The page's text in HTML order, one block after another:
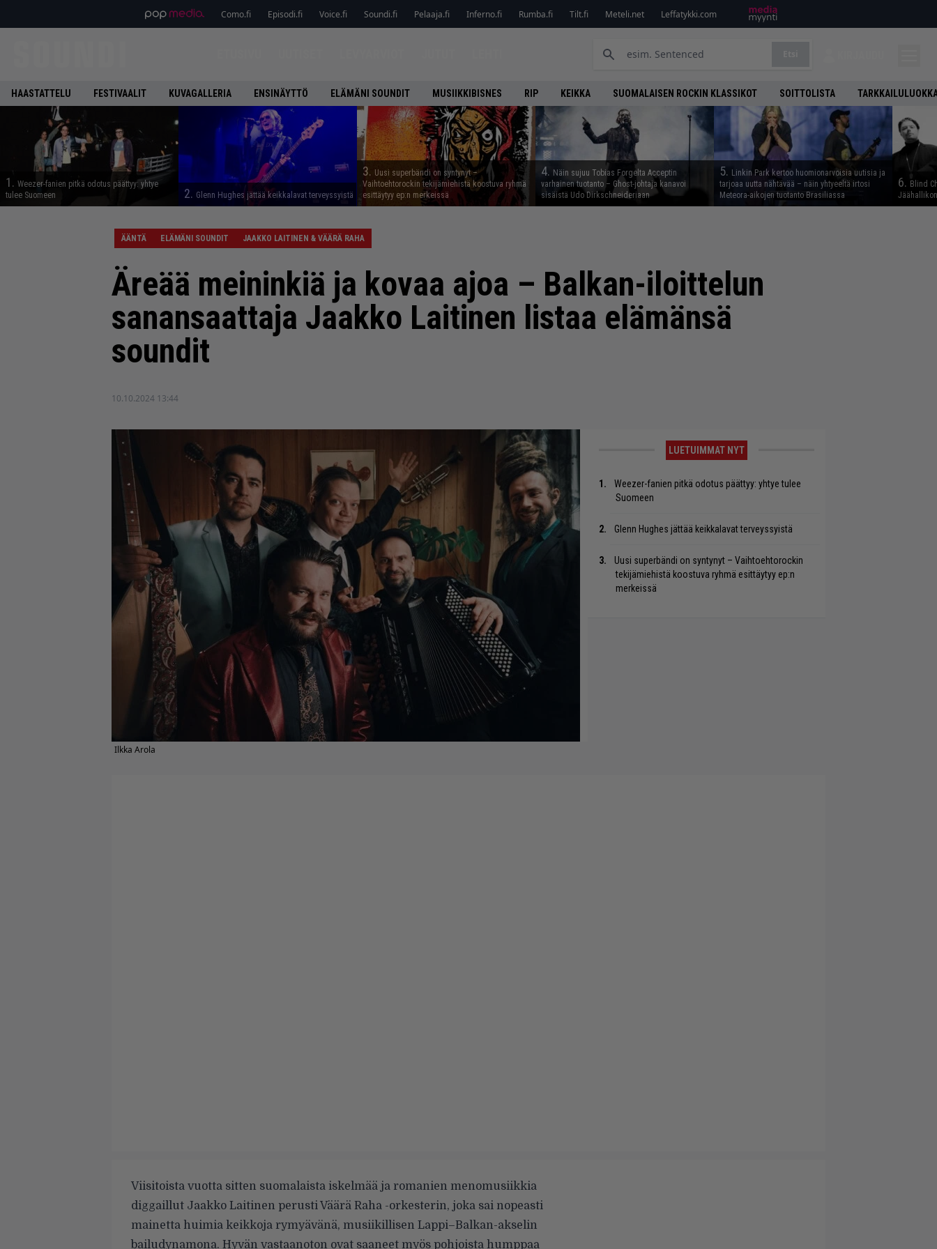
Como.fi Episodi.fi Voice.fi Soundi.fi Pelaaja.fi Inferno.fi Rumba.fi Tilt.fi Meteli.net Leffatykki.com
HAASTATTELU FESTIVAALIT KUVAGALLERIA ENSINÄYTTÖ ELÄMÄNI SOUNDIT MUSIIKKIBISNES RIP KEIKKA SUOMALAISEN ROCKIN KLASSIKOT SOITTOLISTA
1. Weezer-fanien pitkä odotus päättyy: yhtye
tulee Suomeen
2. Glenn Hughes jättää keikkalavat terveyssyistä
3. Uusi superbändi on syntynyt –
Vaihtoehtorockin tekijämiehistä koostuva ryhmä
esittäytyy ep:n merkeissä
4. Näin sujuu Tobias Forgelta Acceptin
varhainen tuotanto – Ghost-johtaja kanavoi
sisäistä Udo Dirkschneideriaan
5. Linkin Park kertoo huomionarvoisia uutisia ja
tarjoaa uutta nähtävää – näin yhtyeeltä irtosi
Meteora-aikojen tuotanto Brasiliassa
6. Blind
ÄÄNTÄ ELÄMÄNI SOUNDIT JAAKKO LAITINEN & VÄÄRÄ RAHA
Äreää meininkiä ja kovaa ajoa – Balkan-iloittelun
sanansaattaja Jaakko Laitinen listaa elämänsä
soundit
10.10.2024 13:44
Ilkka Arola
LUETUIMMAT NYT
Weezer-fanien pitkä odotus päättyy: yhtye tulee
Suomeen
Glenn Hughes jättää keikkalavat terveyssyistä
Uusi superbändi on syntynyt – Vaihtoehtorockin
tekijämiehistä koostuva ryhmä esittäytyy ep:n
merkeissä
Viisitoista vuotta sitten suomalaista iskelmää ja romanien menomusiikkia
diggaillut Jaakko Laitinen perusti Väärä Raha -orkesterin, joka sai nopeasti
mainetta huimia keikkoja rymyävänä, musiikillisen Lappi–Balkan-akselin
bailudynamona. Hyvän vastaanoton ovat saaneet myös pohjoista humppaa